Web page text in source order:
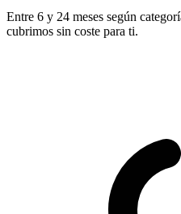
Entre 6 y 24 meses según
cubrimos sin coste para ti.